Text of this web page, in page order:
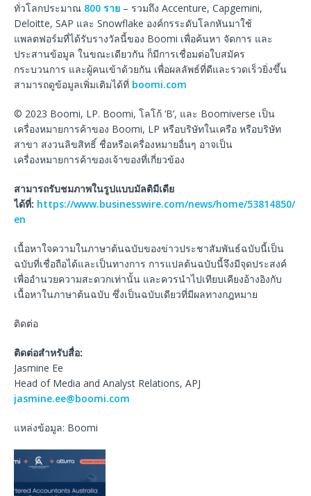
ทั่วโลกประมาณ 800 ราย – รวมถึง Accenture, Capgemini,
Deloitte, SAP และ Snowflake องค์กรระดับโลกหันมาใช้
แพลตฟอร์มที่ได้รับรางวัลนี้ของ Boomi เพื่อค้นหา จัดการ และ
ประสานข้อมูล ในขณะเดียวกัน ก็มีการเชื่อมต่อใบสมัคร
กระบวนการ และผู้คนเข้าด้วยกัน เพื่อผลลัพธ์ที่ดีและรวดเร็วยิ่งขึ้น
สามารถดูข้อมูลเพิ่มเติมได้ที่ boomi.com
© 2023 Boomi, LP. Boomi, โลโก้ ‘B’, และ Boomiverse เป็น
เครื่องหมายการค้าของ Boomi, LP หรือบริษัทในเครือ หรือบริษัท
สาขา สงวนลิขสิทธิ์ ชื่อหรือเครื่องหมายอื่นๆ อาจเป็น
เครื่องหมายการค้าของเจ้าของที่เกี่ยวข้อง
สามารถรับชมภาพในรูปแบบมัลติมีเดีย
ได้ที่: https://www.businesswire.com/news/home/53814850/
en
เนื้อหาใจความในภาษาต้นฉบับของข่าวประชาสัมพันธ์ฉบับนี้เป็น
ฉบับที่เชื่อถือได้และเป็นทางการ การแปลต้นฉบับนี้จึงมีจุดประสงค์
เพื่ออำนวยความสะดวกเท่านั้น และควรนำไปเทียบเคียงอ้างอิงกับ
เนื้อหาในภาษาต้นฉบับ ซึ่งเป็นฉบับเดียวที่มีผลทางกฎหมาย
ติดต่อ
ติดต่อสำหรับสื่อ:
Jasmine Ee
Head of Media and Analyst Relations, APJ
jasmine.ee@boomi.com
แหล่งข้อมูล: Boomi